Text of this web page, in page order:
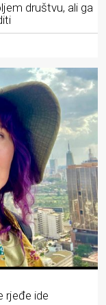
društvu, ali ga
rjeđe ide